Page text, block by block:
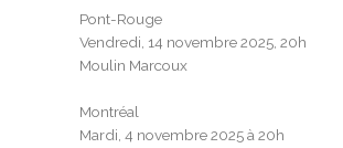
Pont-Rouge
Vendredi, 14 novembre 2025, 20h
Moulin Marcoux
Montréal
Mardi, 4 novembre 2025 à 20h